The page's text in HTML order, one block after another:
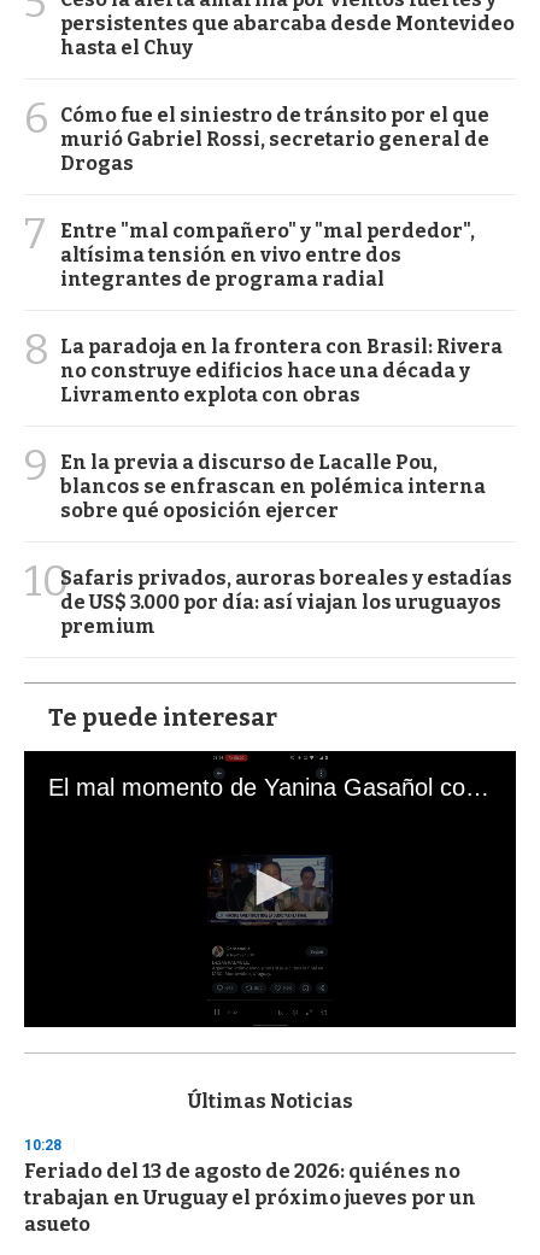
persistentes que abarcaba desde Montevideo
hasta el Chuy
6
Cómo fue el siniestro de tránsito por el que
murió Gabriel Rossi, secretario general de
Drogas
7
Entre "mal compañero" y "mal perdedor",
altísima tensión en vivo entre dos
integrantes de programa radial
8
La paradoja en la frontera con Brasil: Rivera
no construye edificios hace una década y
Livramento explota con obras
9
En la previa a discurso de Lacalle Pou,
blancos se enfrascan en polémica interna
sobre qué oposición ejercer
10Safaris privados, auroras boreales y estadías
de US$ 3.000 por día: así viajan los uruguayos
premium
Te puede interesar
El mal momento de Yanina Gasañol con un hincha argentino en "Subrayado"
s
d
s
o
f
3
Últimas Noticias
10:28
Feriado del 13 de agosto de 2026: quiénes no
trabajan en Uruguay el próximo jueves por un
asueto